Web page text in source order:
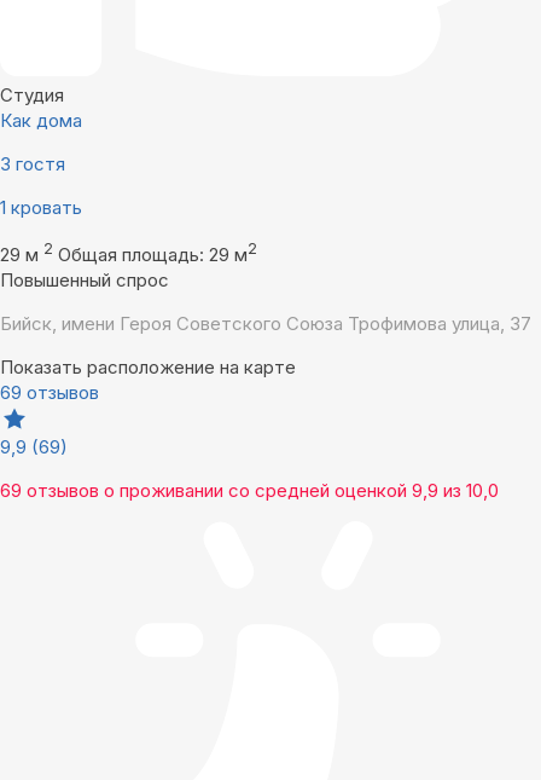
Студия
Как дома
3 гостя
1 кровать
29 м 2 Общая площадь: 29 м2
Повышенный спрос
Бийск, имени Героя Советского Союза Трофимова улица, 37
Показать расположение на карте
69 отзывов
9,9 (69)
69 отзывов о проживании со средней оценкой 9,9 из 10,0